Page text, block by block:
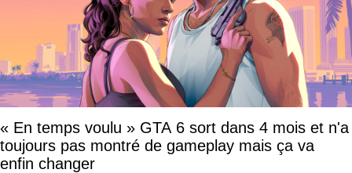
« En temps voulu » GTA 6 sort dans 4 mois et n'a
toujours pas montré de gameplay mais ça va
enfin changer